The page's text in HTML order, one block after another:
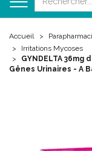
Accueil
Irritations Mycoses
GYNDELTA 36mg
Gênes Urinaires - A